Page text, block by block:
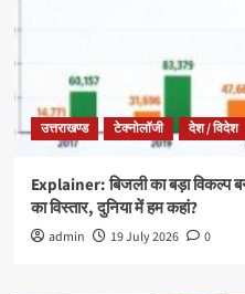
उत्तराखण्ड टेक्नोलॉजी देश / विदेश
Explainer: बिजली का बड़ा विकल्प
का विस्तार, दुनिया में हम कहां?
admin 19 July 2026 0